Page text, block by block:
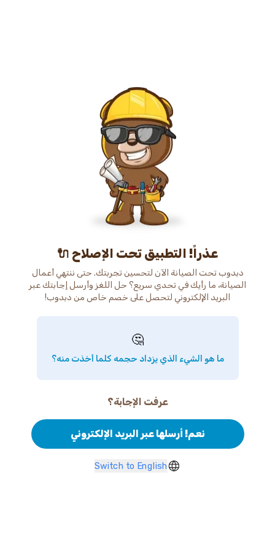
عذراً! التطبيق تحت الإصلاح 🔌
دبدوب تحت الصيانة الآن لتحسين تجربتك. حتى ننتهي أعمال
الصيانة، ما رأيك في تحدي سريع؟ حل اللغز وأرسل إجابتك عبر
البريد الإلكتروني لتحصل على خصم خاص من دبدوب!
🤔
ما هو الشيء الذي يزداد حجمه كلما أخذت منه؟
عرفت الإجابة؟
نعم! أرسلها عبر البريد الإلكتروني
Switch to English